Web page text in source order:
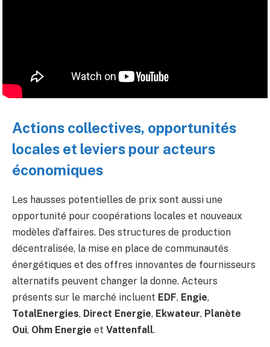
Actions collectives, opportunités
locales et leviers pour acteurs
économiques
Les hausses potentielles de prix sont aussi une
opportunité pour coopérations locales et nouveaux
modèles d’affaires. Des structures de production
décentralisée, la mise en place de communautés
énergétiques et des offres innovantes de fournisseurs
alternatifs peuvent changer la donne. Acteurs
présents sur le marché incluent EDF, Engie,
TotalEnergies, Direct Energie, Ekwateur, Planète
Oui, Ohm Energie et Vattenfall.